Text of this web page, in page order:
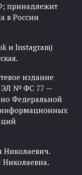
принадлежит
в России
и Instagram)
издание
ЭЛ № ФС 77 —
Федеральной
информационных
Николаевич.
Николаевна.